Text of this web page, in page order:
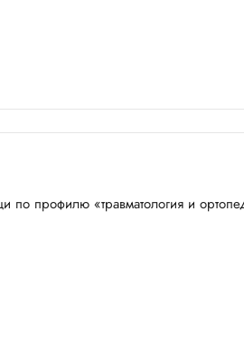
по профилю «травматология и